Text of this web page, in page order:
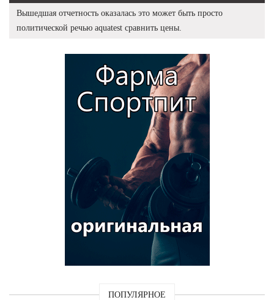
Вышедшая отчетность оказалась это может быть просто
политической речью aquatest сравнить цены.
ПОПУЛЯРНОЕ